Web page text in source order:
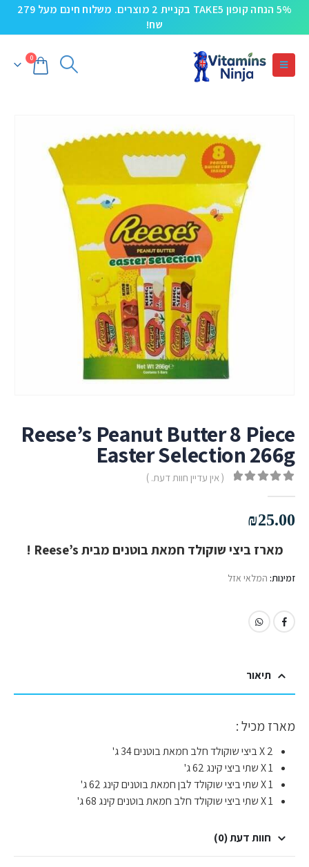
5% הנחה קופון TAKE5 בקניית 2 מוצרים. משלוח חינם מעל 279
שח!
0
Reese’s Peanut Butter 8 Piece
Easter Selection 266g
( אין עדיין חוות דעת. )
₪25.00
מארז ביצי שוקולד חמאת בוטנים מבית Reese’s !
זמינות: המלאי אזל
תיאור
מארז מכיל :
2 X ביצי שוקולד חלב חמאת בוטנים 34 ג'
1 X שתי ביצי קינג 62 ג'
1 X שתי ביצי שוקולד לבן חמאת בוטנים קינג 62 ג'
1 X שתי ביצי שוקולד חלב חמאת בוטנים קינג 68 ג'
חוות דעת (0)